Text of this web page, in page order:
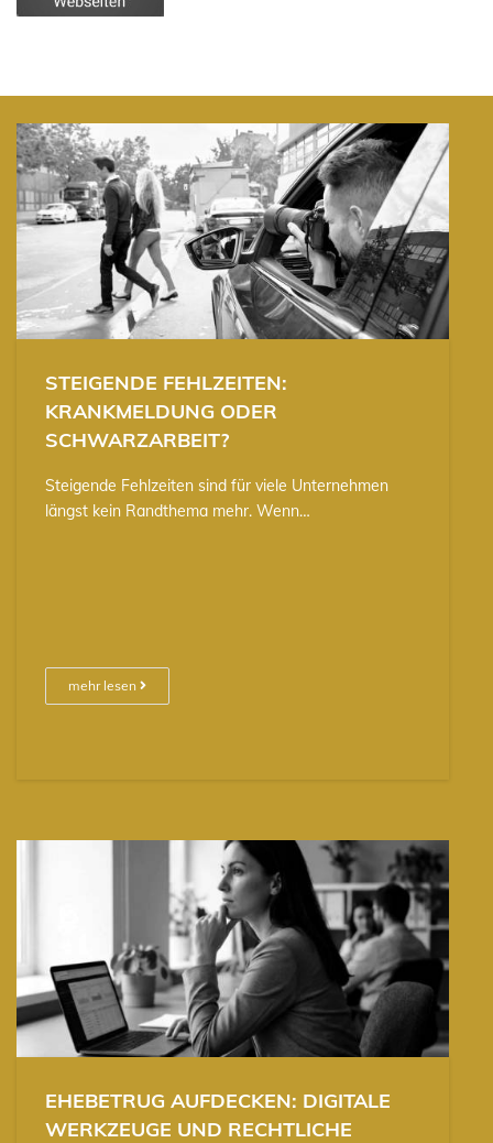
STEIGENDE FEHLZEITEN:
KRANKMELDUNG ODER
SCHWARZARBEIT?
Steigende Fehlzeiten sind für viele Unternehmen
längst kein Randthema mehr. Wenn…
mehr lesen
EHEBETRUG AUFDECKEN: DIGITALE
WERKZEUGE UND RECHTLICHE